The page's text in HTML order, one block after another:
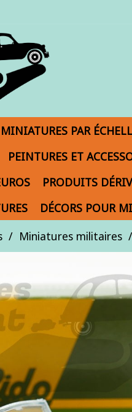
MINIATURES PAR
PEINTURES ET
PRODUITS
DÉCORS POUR
Miniatures militaires